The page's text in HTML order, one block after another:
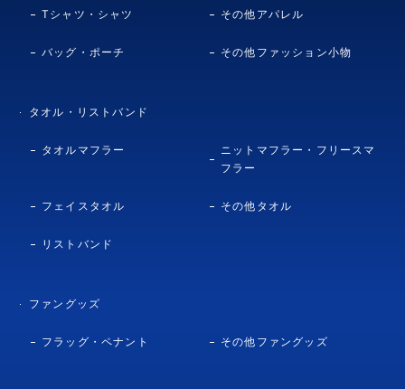
Tシャツ・シャツ その他アパレル
バッグ・ポーチ その他ファッション小物
タオル・リストバンド
タオルマフラー
ニットマフラー・フリースマ
フラー
フェイスタオル その他タオル
リストバンド
ファングッズ
フラッグ・ペナント その他ファングッズ